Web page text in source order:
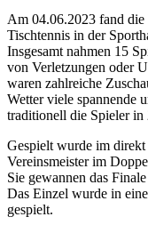
Am 04.06.2023 fand die
Tischtennis in der
Insgesamt nahmen 15
von Verletzungen oder
waren zahlreiche
Wetter viele spannende
traditionell die Spieler in
Gespielt wurde im direkt
Vereinsmeister im
Sie gewannen das
Das Einzel wurde in
gespielt.